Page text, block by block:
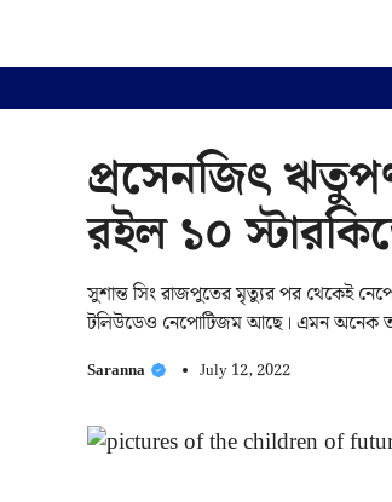
প্রসেনজিৎ
রইল ১০
সুশান্ত সিং রাজপুতের মৃত্যুর পর থেকেই
টলিউডেও নেপোটিজম আছে। এমন অনেক
Saranna July 12, 2022